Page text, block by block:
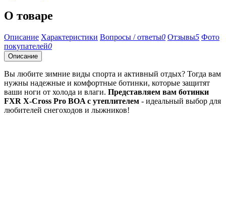
О товаре
Описание Характеристики Вопросы / ответы0 Отзывы5 Фото
покупателей0
Описание
Вы любите зимние виды спорта и активный отдых? Тогда вам
нужны надежные и комфортные ботинки, которые защитят
ваши ноги от холода и влаги. Представляем вам ботинки
FXR X-Cross Pro BOA с утеплителем - идеальный выбор для
любителей снегоходов и лыжников!